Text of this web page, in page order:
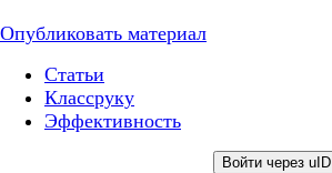
Опубликовать материал
Статьи
Классруку
Эффективность
Войти через uID